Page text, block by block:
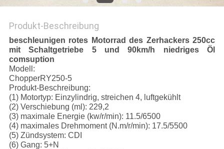
Produkt-Beschreibung
beschleunigen rotes Motorrad des Zerhackers 250cc
mit Schaltgetriebe 5 und 90km/h niedriges Öl
comsuption
Modell:
ChopperRY250-5
Produkt-Beschreibung:
(1) Motortyp: Einzylindrig, streichen 4, luftgekühlt
(2) Verschiebung (ml): 229,2
(3) maximale Energie (kw/r/min): 11.5/6500
(4) maximales Drehmoment (N.m/r/min): 17.5/5500
(5) Zündsystem: CDI
(6) Gang: 5+N